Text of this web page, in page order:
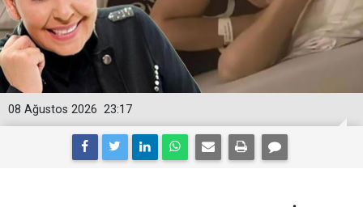
23:17
08 Ağustos 2026